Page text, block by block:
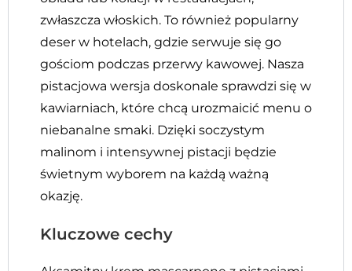
zwłaszcza włoskich. To również popularny
deser w hotelach, gdzie serwuje się go
gościom podczas przerwy kawowej. Nasza
pistacjowa wersja doskonale sprawdzi się w
kawiarniach, które chcą urozmaicić menu o
niebanalne smaki. Dzięki soczystym
malinom i intensywnej pistacji będzie
świetnym wyborem na każdą ważną
okazję.
Kluczowe cechy